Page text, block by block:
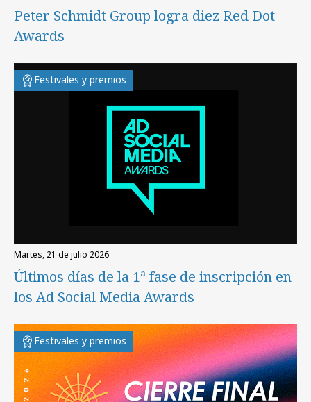
Peter Schmidt Group logra diez Red Dot
Awards
Festivales y premios
martes, 21 de julio 2026
Últimos días de la 1ª fase de inscripción en
los Ad Social Media Awards
Festivales y premios